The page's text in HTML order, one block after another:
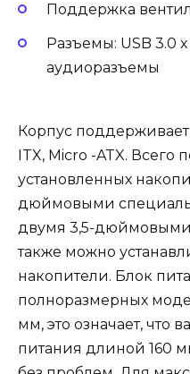
Поддержка
Разъемы: USB 3.0 x
аудиоразъемы
Корпус
ITX, Micro -ATX. Всего
установленных
дюймовыми
двумя 3,5-дюймовыми
также можно
накопители. Блок
полноразмерных
мм, это означает, что
питания длиной 160